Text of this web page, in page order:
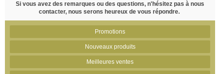
Si vous avez des remarques ou des questions, n'hésitez pas à nous
contacter, nous serons heureux de vous répondre.
Promotions
Nouveaux produits
Meilleures ventes